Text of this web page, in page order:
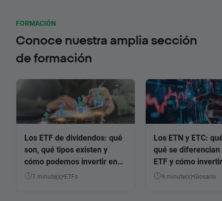
FORMACIÓN
Conoce nuestra amplia sección
de formación
Los ETF de dividendos: qué
son, qué tipos existen y
cómo podemos invertir en
ellos7 minute(s) ETFs
Los ETN y ETC:
qué se diferencian
ETF y cómo
9 minute(s) Glosario